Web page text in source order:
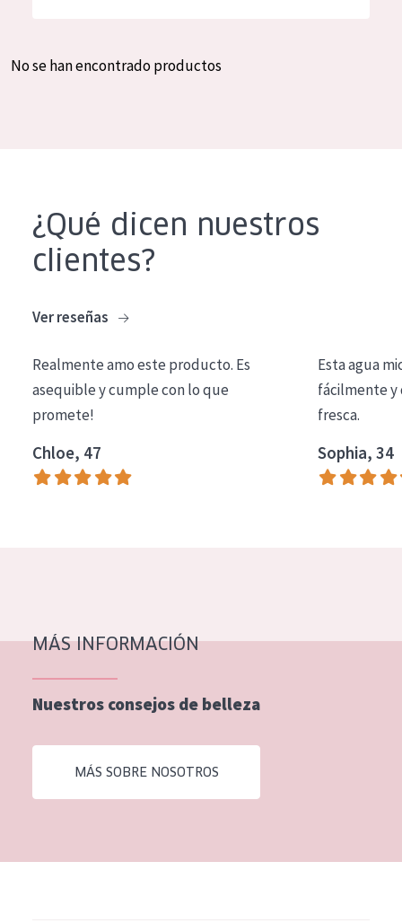
Crema de día
Crema de noche
Limpieza
COLECCIÓN
Essentials
Lift+
Piel normal y seca
Piel mixata o grasa
Piel madura
Piel expuesta al sol
Piel menopáusica
Todas las edades
Spanish
No se han encontrado productos
¿Qué dicen nuestros
clientes?
Ver reseñas
Realmente amo este producto. Es
asequible y cumple con lo que
promete!
Chloe, 47
Esta agua
fácilmente y
fresca.
Sophia, 34
MÁS INFORMACIÓN
Nuestros consejos de belleza
MÁS SOBRE NOSOTROS